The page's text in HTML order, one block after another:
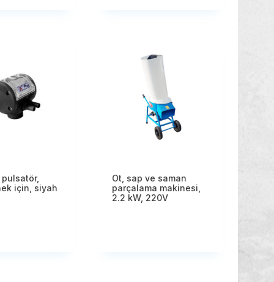
için, siyah
Ot, sap ve saman
parçalama makinesi,
2.2 kW, 220V